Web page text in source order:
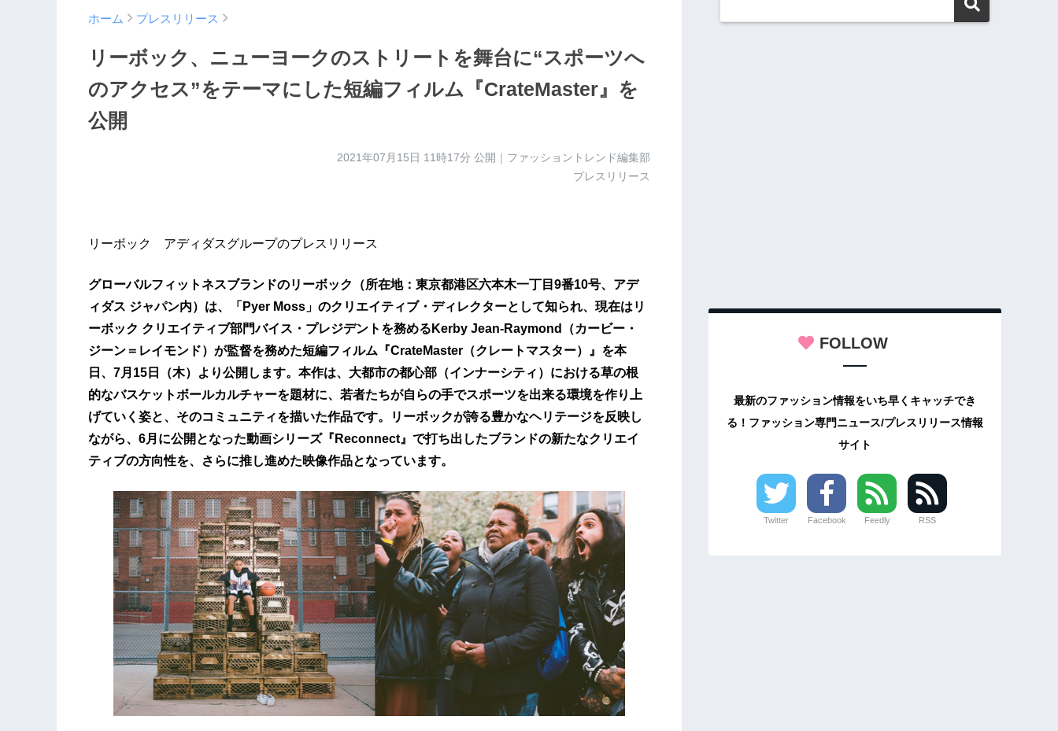
ホーム プレスリリース
リーボック、ニューヨークのストリートを舞台に“スポーツへ
のアクセス”をテーマにした短編フィルム『CrateMaster』を
公開
2021年07月15日 11時17分 公開｜ファッショントレンド編集部
プレスリリース
リーボック アディダスグループのプレスリリース
グローバルフィットネスブランドのリーボック（所在地：東京都港区六本木一丁目9番10号、アデ
ィダス ジャパン内）は、「Pyer Moss」のクリエイティブ・ディレクターとして知られ、現在はリ
ーボック クリエイティブ部門バイス・プレジデントを務めるKerby Jean-Raymond（カービー・
ジーン＝レイモンド）が監督を務めた短編フィルム『CrateMaster（クレートマスター）』を本
日、7月15日（木）より公開します。本作は、大都市の都心部（インナーシティ）における草の根
的なバスケットボールカルチャーを題材に、若者たちが自らの手でスポーツを出来る環境を作り上
げていく姿と、そのコミュニティを描いた作品です。リーボックが誇る豊かなヘリテージを反映し
ながら、6月に公開となった動画シリーズ『Reconnect』で打ち出したブランドの新たなクリエイ
ティブの方向性を、さらに推し進めた映像作品となっています。
FOLLOW
最新のファッション情報をいち早くキャッチでき
る！ファッション専門ニュース/プレスリリース情報
サイト
Twitter Facebook Feedly RSS